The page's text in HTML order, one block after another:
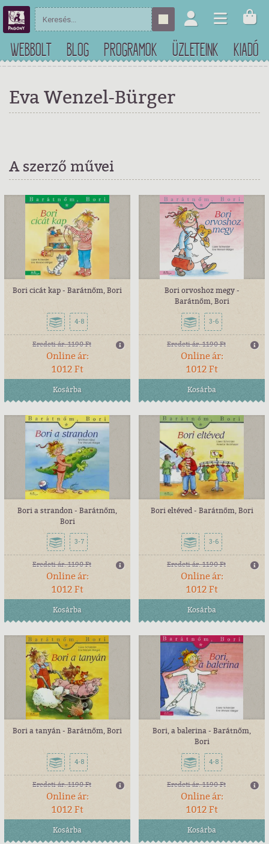
WEBBOLT BLOG PROGRAMOK ÜZLETEINK KIADÓ
Eva Wenzel-Bürger
A szerző művei
Bori cicát kap - Barátnőm, Bori
4-8
Eredeti ár:1190 Ft
Online ár:
1012 Ft
Kosárba
Bori orvoshoz megy -
Barátnőm, Bori
3-6
Eredeti ár:1190 Ft
Online ár:
1012 Ft
Kosárba
Bori a strandon - Barátnőm,
Bori
3-7
Eredeti ár:1190 Ft
Online ár:
1012 Ft
Kosárba
Bori eltéved - Barátnőm, Bori
3-6
Eredeti ár:1190 Ft
Online ár:
1012 Ft
Kosárba
Bori a tanyán - Barátnőm, Bori
4-8
Eredeti ár:1190 Ft
Online ár:
1012 Ft
Kosárba
Bori, a balerina - Barátnőm,
Bori
4-8
Eredeti ár:1190 Ft
Online ár:
1012 Ft
Kosárba